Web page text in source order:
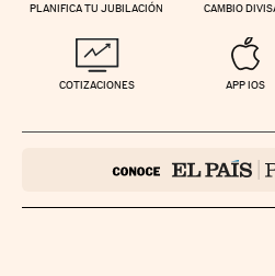
PLANIFICA TU JUBILACIÓN CAMBIO
COTIZACIONES APP IOS